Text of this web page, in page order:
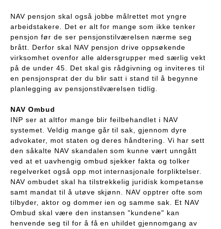
NAV pensjon skal også jobbe målrettet mot yngre
arbeidstakere. Det er alt for mange som ikke tenker
pensjon før de ser pensjonstilværelsen nærme seg
brått. Derfor skal NAV pensjon drive oppsøkende
virksomhet ovenfor alle aldersgrupper med særlig vekt
på de under 45. Det skal gis rådgivning og inviteres til
en pensjonsprat der du blir satt i stand til å begynne
planlegging av pensjonstilværelsen tidlig.
NAV Ombud
INP ser at altfor mange blir feilbehandlet i NAV
systemet. Veldig mange går til sak, gjennom dyre
advokater, mot staten og deres håndtering. Vi har sett
den såkalte NAV skandalen som kunne vært unngått
ved at et uavhengig ombud sjekker fakta og tolker
regelverket også opp mot internasjonale forpliktelser.
NAV ombudet skal ha tilstrekkelig juridisk kompetanse
samt mandat til å utøve skjønn. NAV opptrer ofte som
tilbyder, aktor og dommer ien og samme sak. Et NAV
Ombud skal være den instansen "kundene" kan
henvende seg til for å få en uhildet gjennomgang av